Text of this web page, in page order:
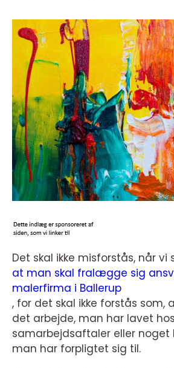
Det skal ikke misforstås, når vi
at man skal fralægge sig
malerfirma i Ballerup
, for det skal ikke forstås som,
det arbejde, man har lavet
samarbejdsaftaler eller noget
man har forpligtet sig til.